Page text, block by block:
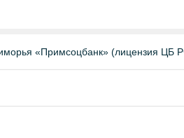
«Примсоцбанк» (лицензия ЦБ